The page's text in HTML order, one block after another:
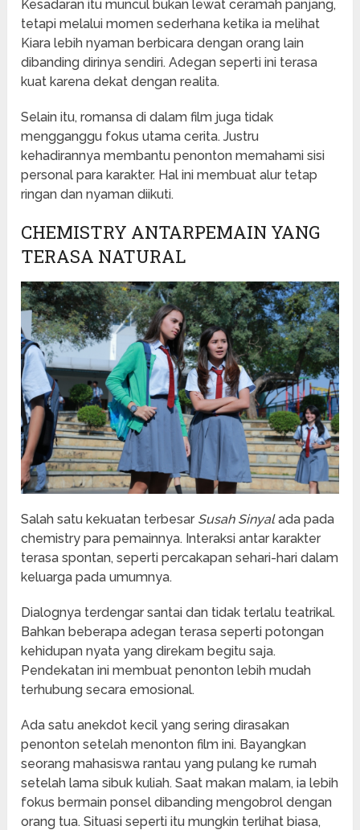
Kesadaran itu muncul bukan lewat ceramah panjang,
tetapi melalui momen sederhana ketika ia melihat
Kiara lebih nyaman berbicara dengan orang lain
dibanding dirinya sendiri. Adegan seperti ini terasa
kuat karena dekat dengan realita.
Selain itu, romansa di dalam film juga tidak
mengganggu fokus utama cerita. Justru
kehadirannya membantu penonton memahami sisi
personal para karakter. Hal ini membuat alur tetap
ringan dan nyaman diikuti.
CHEMISTRY ANTARPEMAIN YANG
TERASA NATURAL
Salah satu kekuatan terbesar Susah Sinyalada pada
chemistry para pemainnya. Interaksi antar karakter
terasa spontan, seperti percakapan sehari-hari dalam
keluarga pada umumnya.
Dialognya terdengar santai dan tidak terlalu teatrikal.
Bahkan beberapa adegan terasa seperti potongan
kehidupan nyata yang direkam begitu saja.
Pendekatan ini membuat penonton lebih mudah
terhubung secara emosional.
Ada satu anekdot kecil yang sering dirasakan
penonton setelah menonton film ini. Bayangkan
seorang mahasiswa rantau yang pulang ke rumah
setelah lama sibuk kuliah. Saat makan malam, ia lebih
fokus bermain ponsel dibanding mengobrol dengan
orang tua. Situasi seperti itu mungkin terlihat biasa,